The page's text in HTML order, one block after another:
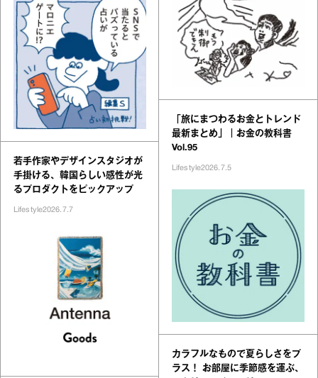
若手作家やデザインスタジオが
手掛ける、韓国らしい感性が光
るプロダクトをピックアップ
Lifestyle2026.7.7
「旅にまつわるお金とトレンド
最新まとめ」｜お金の教科書
Vol.95
Lifestyle2026.7.5
カラフルなもので夏らしさをプ
ラス！ お部屋に季節感を運ぶ、